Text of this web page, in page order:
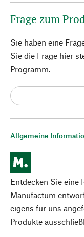
Allgemeine
Entdecken Sie eine
Manufactum
eigens für uns
Produkte
Frage zum
Sie haben eine
Sie die Frage hier
Programm.